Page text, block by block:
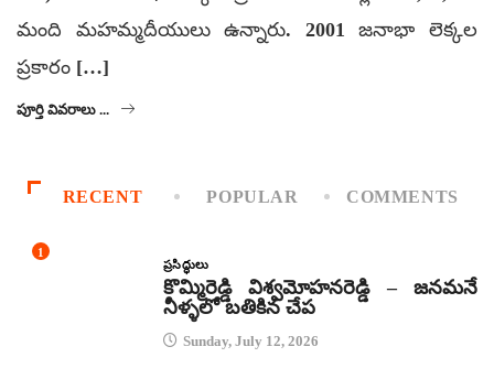
మంది మహమ్మదీయులు ఉన్నారు. 2001 జనాభా లెక్కల
ప్రకారం […]
పూర్తి వివరాలు ...
RECENT POPULAR COMMENTS
1
ప్రసిద్ధులు
కొమ్మిరెడ్డి విశ్వమోహనరెడ్డి – జనమనే
నీళ్ళలో బతికిన చేప
Sunday, July 12, 2026